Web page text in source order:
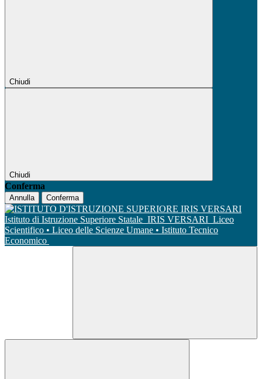
Chiudi
Chiudi
Conferma
Annulla Conferma
Istituto di Istruzione Superiore Statale IRIS VERSARI Liceo
Scientifico • Liceo delle Scienze Umane • Istituto Tecnico
Economico